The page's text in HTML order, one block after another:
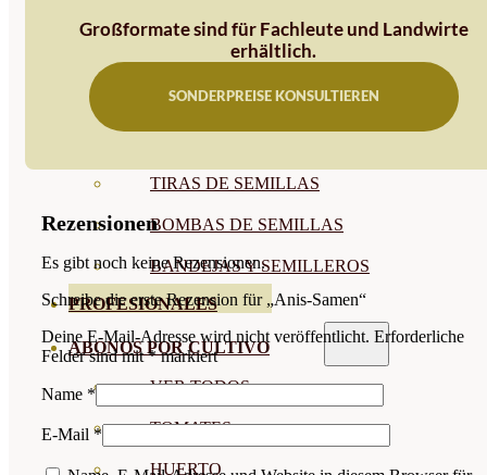
SEMILLAS RAÍZ
SEMILLAS LEGUMINOSAS
MICROGREEN
TIRAS DE SEMILLAS
BOMBAS DE SEMILLAS
BANDEJAS Y SEMILLEROS
PROFESIONALES
ABONOS POR CULTIVO
VER TODOS
TOMATES
HUERTO
Großformate sind für Fachleute und Landwirte
erhältlich.
SONDERPREISE KONSULTIEREN
Rezensionen
Es gibt noch keine Rezensionen.
Schreibe die erste Rezension für „Anis-Samen“
Deine E-Mail-Adresse wird nicht veröffentlicht. Erforderliche
Felder sind mit*markiert
Name *
E-Mail *